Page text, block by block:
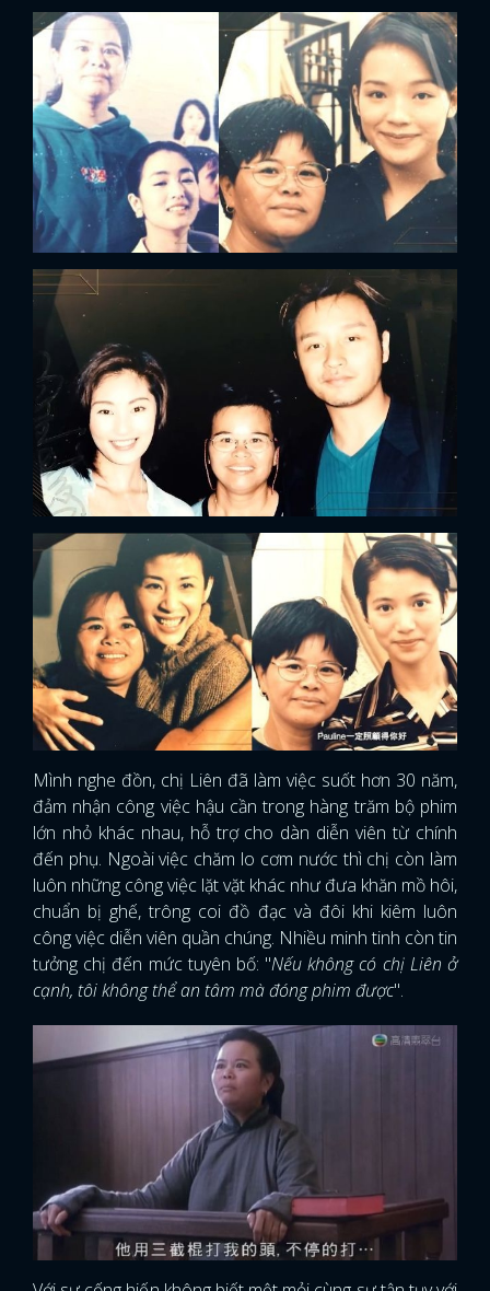
Mình nghe đồn, chị Liên đã làm việc suốt hơn 30 năm,
đảm nhận công việc hậu cần trong hàng trăm bộ phim
lớn nhỏ khác nhau, hỗ trợ cho dàn diễn viên từ chính
đến phụ. Ngoài việc chăm lo cơm nước thì chị còn làm
luôn những công việc lặt vặt khác như đưa khăn mồ hôi,
chuẩn bị ghế, trông coi đồ đạc và đôi khi kiêm luôn
công việc diễn viên quần chúng. Nhiều minh tinh còn tin
tưởng chị đến mức tuyên bố: "Nếu không có chị Liên ở
cạnh, tôi không thể an tâm mà đóng phim được".